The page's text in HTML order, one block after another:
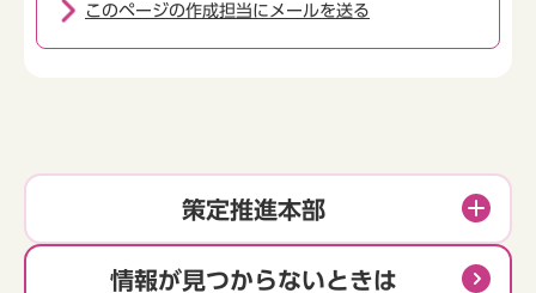
このページの作成担当にメールを送る
策定推進本部
情報が見つからないときは